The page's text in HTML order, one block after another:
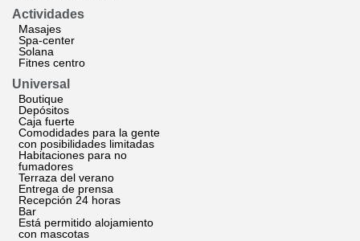
Actividades
Masajes
Spa-center
Solana
Fitnes centro
Universal
Boutique
Depósitos
Caja fuerte
Comodidades para la gente
con posibilidades limitadas
Habitaciones para no
fumadores
Terraza del verano
Entrega de prensa
Recepción 24 horas
Bar
Está permitido alojamiento
con mascotas